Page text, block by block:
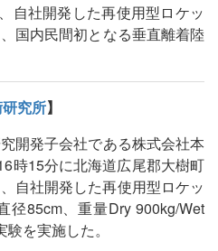
自社開発した再使用型ロケッ
国内民間初となる垂直離着陸
究所】
開発子会社である株式会社本
時15分に北海道広尾郡大樹町
自社開発した再使用型ロケッ
径85cm、重量Dry 900kg/Wet
を実施した。